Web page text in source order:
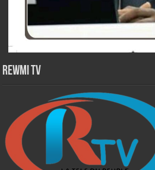
Rewmi TV